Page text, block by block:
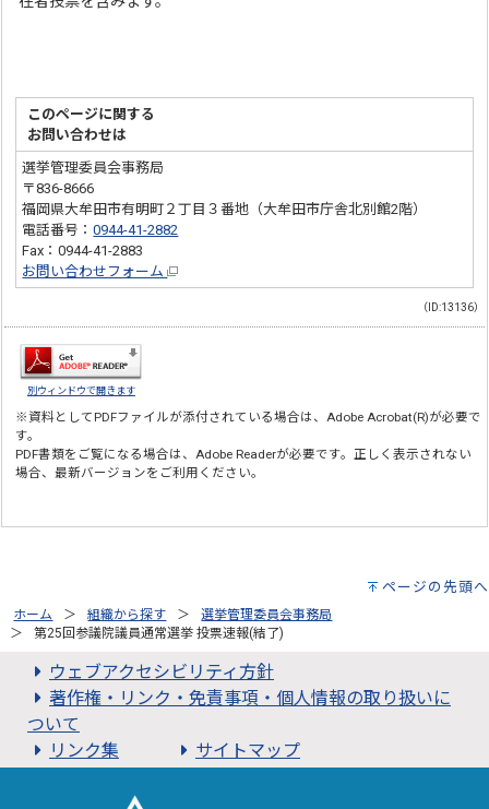
このページに関する
お問い合わせは
選挙管理委員会事務局
〒836-8666
福岡県大牟田市有明町２丁目３番地（大牟田市庁舎北別館2階）
電話番号：0944-41-2882
Fax：0944-41-2883
お問い合わせフォーム
（ID:13136）
別ウィンドウで開きます
※資料としてPDFファイルが添付されている場合は、Adobe Acrobat(R)が必要で
す。
PDF書類をご覧になる場合は、Adobe Readerが必要です。正しく表示されない
場合、最新バージョンをご利用ください。
ページの先頭へ
ホーム 組織から探す
選挙管理委員会事務局
第25回参議院議員通常選挙 投票速報(結了)
ウェブアクセシビリティ方針
著作権・リンク・免責事項・個人情報の取り扱いに
ついて
リンク集
サイトマップ